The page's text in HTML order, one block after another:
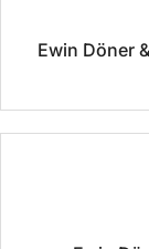
Ewin Döner